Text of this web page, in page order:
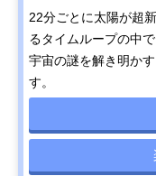
22分ごとに太陽が超
るタイムループの中
宇宙の謎を解き明か
す。